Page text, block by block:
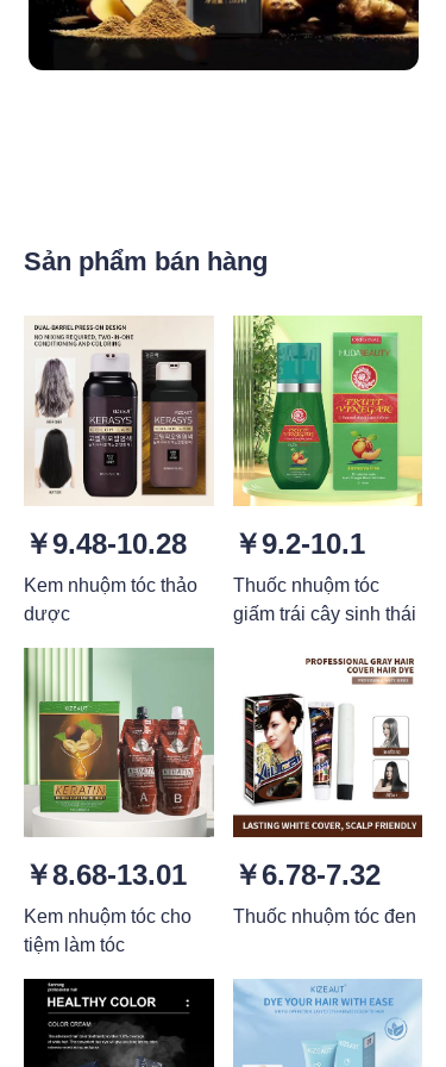
Sản phẩm bán hàng
￥9.48-10.28
Kem nhuộm tóc thảo
dược
￥9.2-10.1
Thuốc nhuộm tóc
giấm trái cây sinh thái
￥8.68-13.01
Kem nhuộm tóc cho
tiệm làm tóc
￥6.78-7.32
Thuốc nhuộm tóc đen